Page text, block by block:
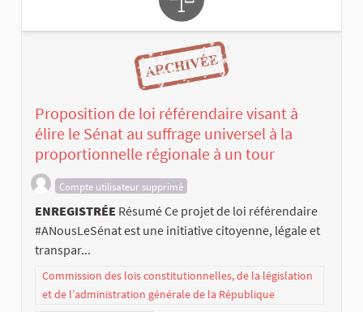
Proposition de loi référendaire visant à
élire le Sénat au suffrage universel à la
proportionnelle régionale à un tour
Compte utilisateur supprimé
ENREGISTRÉE Résumé Ce projet de loi référendaire
#ANousLeSénat est une initiative citoyenne, légale et
transpar...
Commission des lois constitutionnelles, de la législation
et de l’administration générale de la République